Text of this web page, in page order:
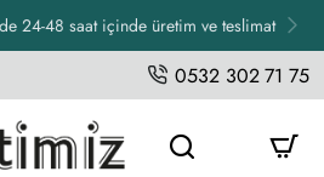
24-48 saat içinde üretim ve teslimat
0532 302 71 75